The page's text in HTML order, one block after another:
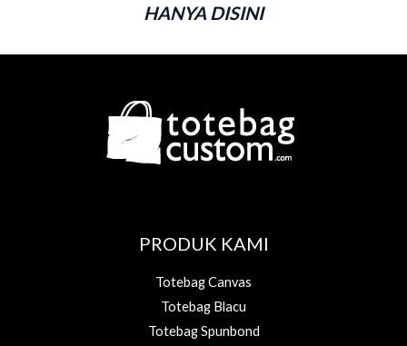
HANYA DISINI
PRODUK KAMI
Totebag Canvas
Totebag Blacu
Totebag Spunbond